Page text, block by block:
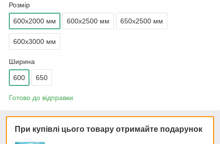
Розмір
600х2000 мм 600х2500 мм 650х2500 мм
600х3000 мм
Ширина
600 650
Готово до відправки
При купівлі цього товару отримайте подарунок